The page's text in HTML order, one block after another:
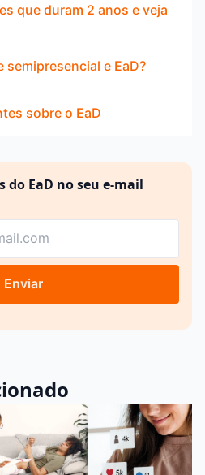
que duram 2 anos e veja
semipresencial e EaD?
sobre o EaD
EaD no seu e-mail
Enviar